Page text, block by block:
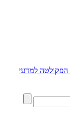
הפקולטה למדעי